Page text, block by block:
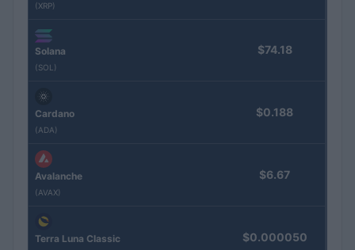
(XRP)
Solana
(SOL)
$74.18
Cardano
(ADA)
$0.188
Avalanche
(AVAX)
$6.67
Terra Luna Classic $0.000050